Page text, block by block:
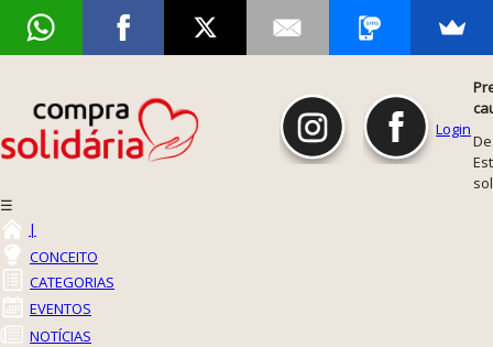
Login
☰
|
CONCEITO
CATEGORIAS
EVENTOS
NOTÍCIAS